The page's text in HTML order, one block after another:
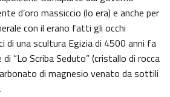
d’oro massiccio (lo era) e anche per
con il erano fatti gli occhi
di una scultura Egizia di 4500 anni fa
“Lo Scriba Seduto” (cristallo di rocca
di magnesio venato da sottili